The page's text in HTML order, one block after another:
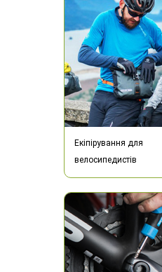
Екіпірування для
велосипедистів